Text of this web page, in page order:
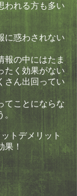
われる方も多い
に惑わされない
報の中にはたま
たく効果がない
さん出回ってい
てことにならな
トデメリット
！